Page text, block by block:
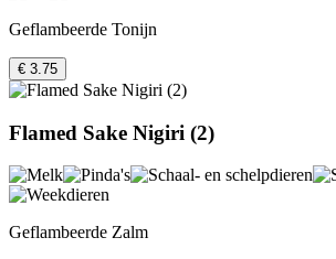
Geflambeerde Tonijn
€ 3.75
Flamed Sake Nigiri (2)
Geflambeerde Zalm